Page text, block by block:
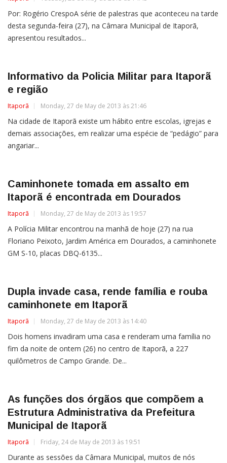
Por: Rogério CrespoA série de palestras que aconteceu na tarde
desta segunda-feira (27), na Câmara Municipal de Itaporã,
apresentou resultados...
Informativo da Policia Militar para Itaporã
e região
Itaporã Monday, 27 de May de 2013 às 21:46
Na cidade de Itaporã existe um hábito entre escolas, igrejas e
demais associações, em realizar uma espécie de “pedágio” para
angariar...
Caminhonete tomada em assalto em
Itaporã é encontrada em Dourados
Itaporã Monday, 27 de May de 2013 às 19:57
A Polícia Militar encontrou na manhã de hoje (27) na rua
Floriano Peixoto, Jardim América em Dourados, a caminhonete
GM S-10, placas DBQ-6135...
Dupla invade casa, rende família e rouba
caminhonete em Itaporã
Itaporã Monday, 27 de May de 2013 às 14:40
Dois homens invadiram uma casa e renderam uma família no
fim da noite de ontem (26) no centro de Itaporã, a 227
quilômetros de Campo Grande. De...
As funções dos órgãos que compõem a
Estrutura Administrativa da Prefeitura
Municipal de Itaporã
Itaporã Friday, 24 de May de 2013 às 19:51
Durante as sessões da Câmara Municipal, muitos de nós